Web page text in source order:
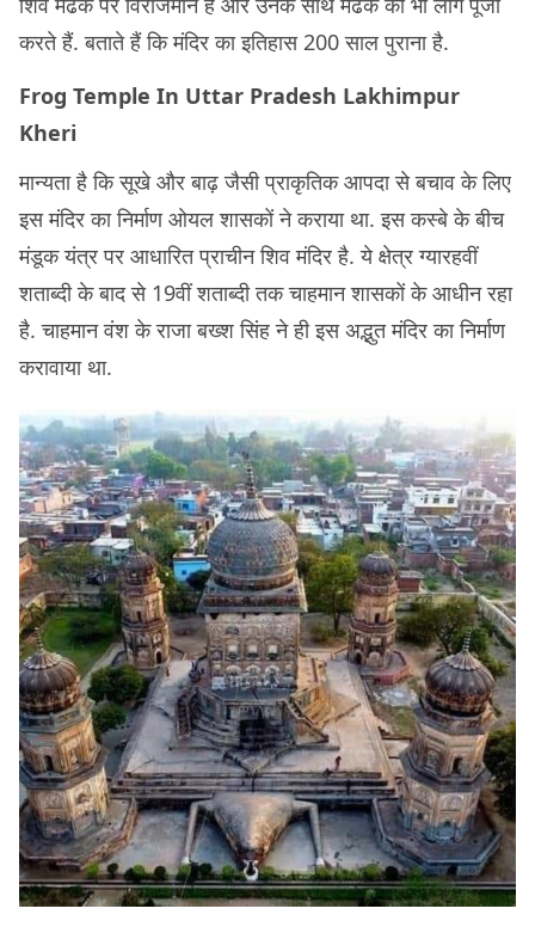
करते हैं. बताते हैं कि मंदिर का इतिहास 200 साल पुराना है.
Frog Temple In Uttar Pradesh Lakhimpur
Kheri
मान्यता है कि सूखे और बाढ़ जैसी प्राकृतिक आपदा से बचाव के लिए
इस मंदिर का निर्माण ओयल शासकों ने कराया था. इस कस्बे के बीच
मंडूक यंत्र पर आधारित प्राचीन शिव मंदिर है. ये क्षेत्र ग्यारहवीं
शताब्दी के बाद से 19वीं शताब्दी तक चाहमान शासकों के आधीन रहा
है. चाहमान वंश के राजा बख्श सिंह ने ही इस अद्भुत मंदिर का निर्माण
करावाया था.